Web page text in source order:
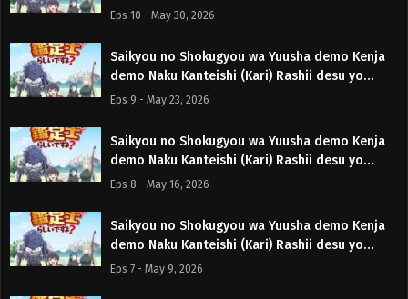
Episodio 10 Sub Español
Eps 10 - May 30, 2026
Saikyou no Shokugyou wa Yuusha demo Kenja
demo Naku Kanteishi (Kari) Rashii desu yo
Episodio 9 Sub Español
Eps 9 - May 23, 2026
Saikyou no Shokugyou wa Yuusha demo Kenja
demo Naku Kanteishi (Kari) Rashii desu yo
Episodio 8 Sub Español
Eps 8 - May 16, 2026
Saikyou no Shokugyou wa Yuusha demo Kenja
demo Naku Kanteishi (Kari) Rashii desu yo
Episodio 7 Sub Español
Eps 7 - May 9, 2026